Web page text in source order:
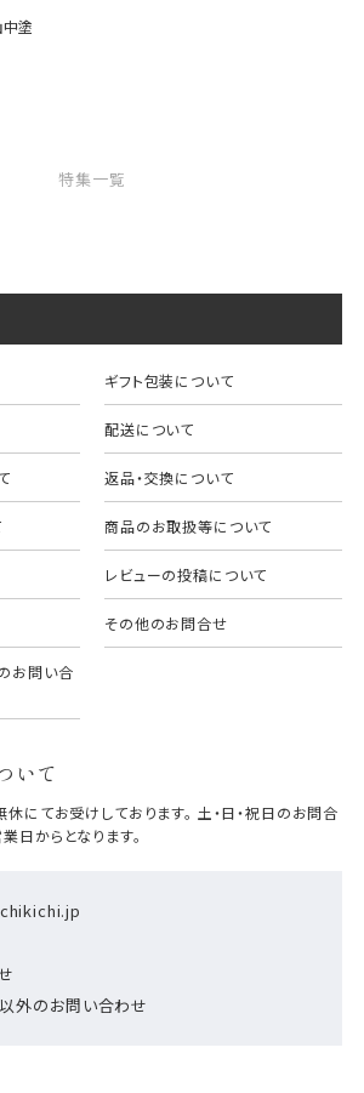
塗
特集一覧
ギフト包装について
配送について
返品・交換について
商品のお取扱等について
レビューの投稿について
その他のお問合せ
お問い合
いて
外のお問い合わせ
にてお受けしております。 土・日・祝日のお問合
日からとなります。